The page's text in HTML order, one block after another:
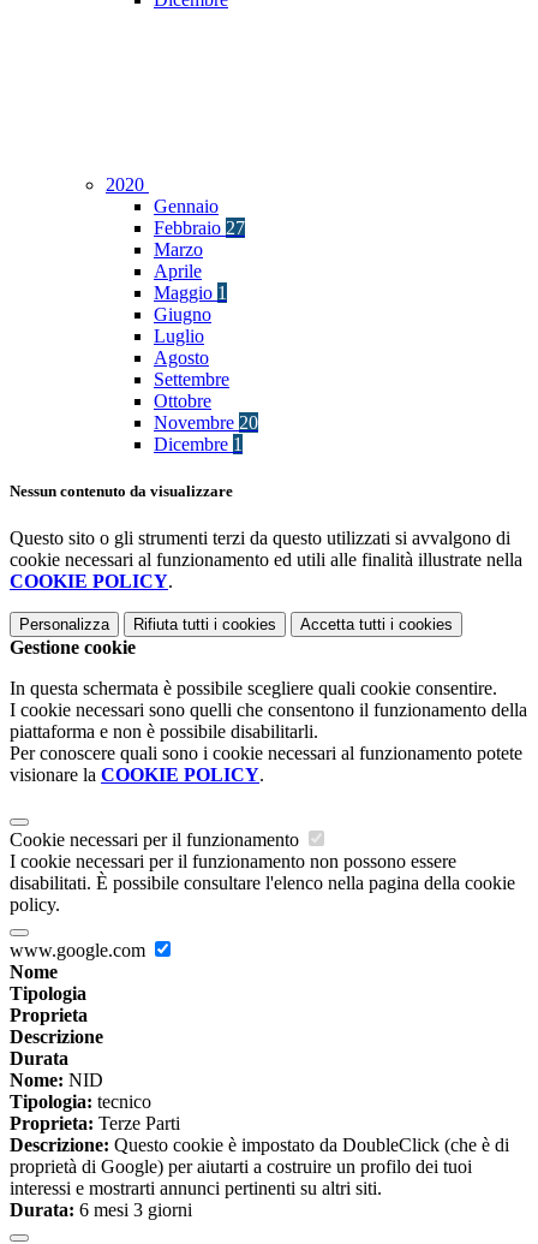
2020
Gennaio
Febbraio 27
Marzo
Aprile
Maggio 1
Giugno
Luglio
Agosto
Settembre
Ottobre
Novembre 20
Dicembre 1
Nessun contenuto da visualizzare
Questo sito o gli strumenti terzi da questo utilizzati si avvalgono di
cookie necessari al funzionamento ed utili alle finalità illustrate nella
COOKIE POLICY.
Personalizza Rifiuta tutti i cookies Accetta tutti i cookies
Gestione cookie
In questa schermata è possibile scegliere quali cookie consentire.
I cookie necessari sono quelli che consentono il funzionamento della
piattaforma e non è possibile disabilitarli.
Per conoscere quali sono i cookie necessari al funzionamento potete
visionare la COOKIE POLICY.
Cookie necessari per il funzionamento
I cookie necessari per il funzionamento non possono essere
disabilitati. È possibile consultare l'elenco nella pagina della cookie
policy.
www.google.com
Nome
Tipologia
Proprieta
Descrizione
Durata
Nome: NID
Tipologia: tecnico
Proprieta: Terze Parti
Descrizione: Questo cookie è impostato da DoubleClick (che è di
proprietà di Google) per aiutarti a costruire un profilo dei tuoi
interessi e mostrarti annunci pertinenti su altri siti.
Durata: 6 mesi 3 giorni